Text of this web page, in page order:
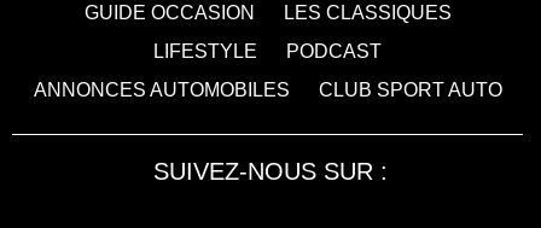
GUIDE OCCASION
LES CLASSIQUES
LIFESTYLE
PODCAST
ANNONCES AUTOMOBILES
CLUB SPORT AUTO
SUIVEZ-NOUS SUR :